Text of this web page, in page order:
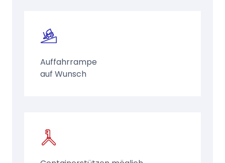
Auffahrrampe
auf Wunsch